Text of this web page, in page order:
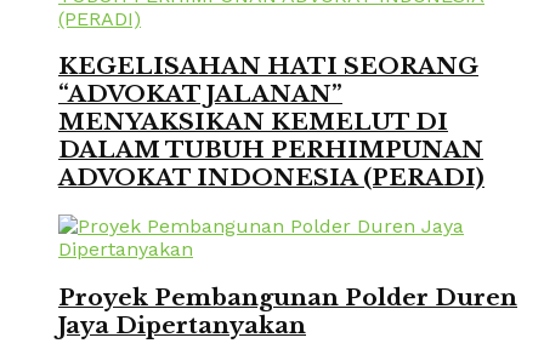
KEGELISAHAN HATI SEORANG
“ADVOKAT JALANAN”
MENYAKSIKAN KEMELUT DI
DALAM TUBUH PERHIMPUNAN
ADVOKAT INDONESIA (PERADI)
Proyek Pembangunan Polder Duren
Jaya Dipertanyakan